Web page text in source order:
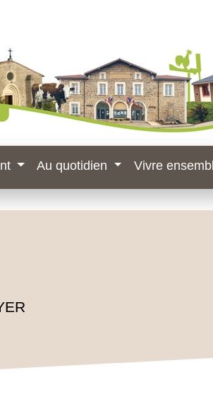
Au quotidien Vivre